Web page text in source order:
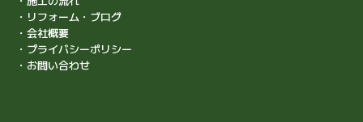
・リフォーム・ブログ
・会社概要
・プライバシーポリシー
・お問い合わせ